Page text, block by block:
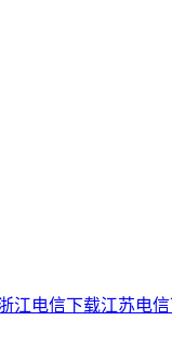
江电信下载江苏电